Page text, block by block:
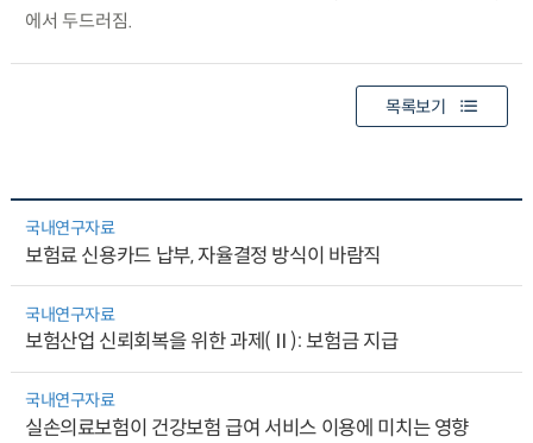
에서 두드러짐.
목록보기
국내연구자료
보험료 신용카드 납부, 자율결정 방식이 바람직
국내연구자료
보험산업 신뢰회복을 위한 과제(Ⅱ): 보험금 지급
국내연구자료
실손의료보험이 건강보험 급여 서비스 이용에 미치는 영향